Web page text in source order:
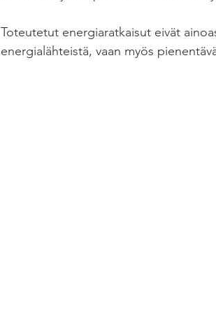
Toteutetut energiaratkaisut eivät
energialähteistä, vaan myös